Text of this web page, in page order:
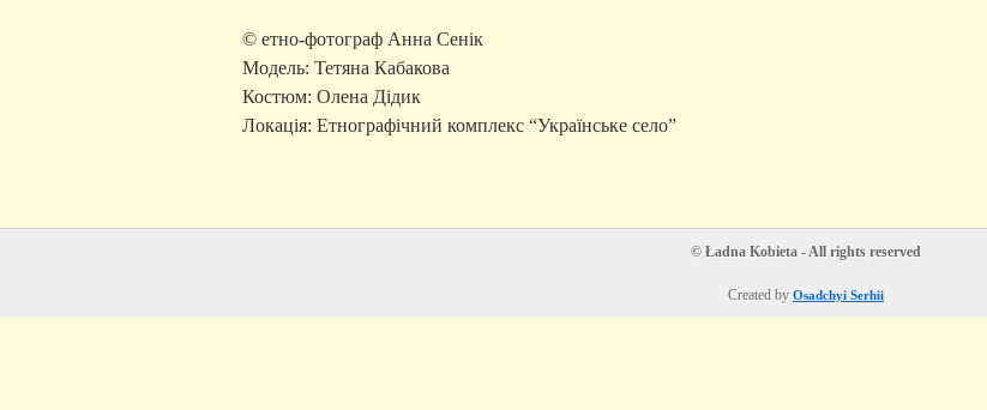
© етно-фотограф Анна Сенік
Модель: Тетяна Кабакова
Костюм: Олена Дідик
Локація: Етнографічний комплекс “Українське село”
© Ładna Kobieta - All rights reserved
Created by Osadchyi Serhii